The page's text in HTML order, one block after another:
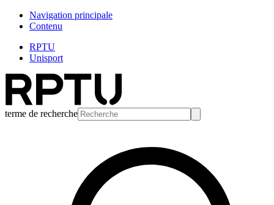
Navigation principale
Contenu
RPTU
Unisport
terme de recherche